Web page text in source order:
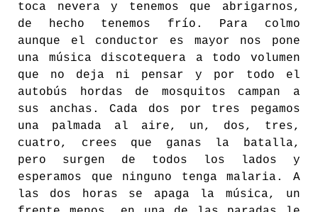
toca nevera y tenemos que abrigarnos,
de hecho tenemos frío. Para colmo
aunque el conductor es mayor nos pone
una música discotequera a todo volumen
que no deja ni pensar y por todo el
autobús hordas de mosquitos campan a
sus anchas. Cada dos por tres pegamos
una palmada al aire, un, dos, tres,
cuatro, crees que ganas la batalla,
pero surgen de todos los lados y
esperamos que ninguno tenga malaria. A
las dos horas se apaga la música, un